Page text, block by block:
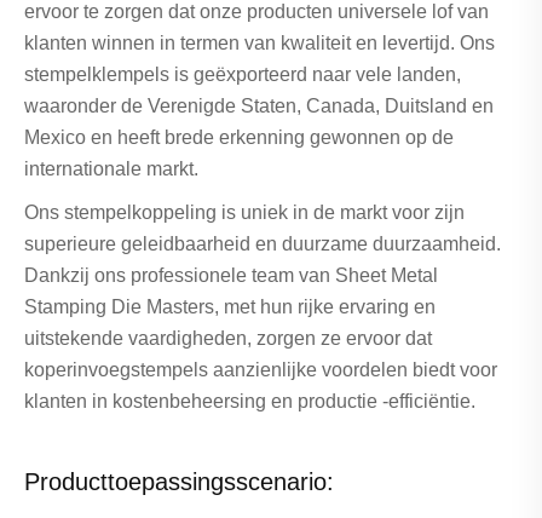
ervoor te zorgen dat onze producten universele lof van
klanten winnen in termen van kwaliteit en levertijd. Ons
stempelklempels is geëxporteerd naar vele landen,
waaronder de Verenigde Staten, Canada, Duitsland en
Mexico en heeft brede erkenning gewonnen op de
internationale markt.
Ons stempelkoppeling is uniek in de markt voor zijn
superieure geleidbaarheid en duurzame duurzaamheid.
Dankzij ons professionele team van Sheet Metal
Stamping Die Masters, met hun rijke ervaring en
uitstekende vaardigheden, zorgen ze ervoor dat
koperinvoegstempels aanzienlijke voordelen biedt voor
klanten in kostenbeheersing en productie -efficiëntie.
Producttoepassingsscenario: